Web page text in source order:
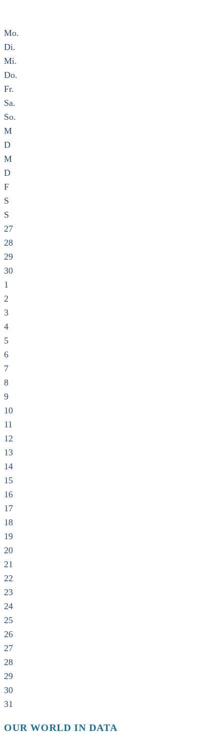
Mo.
Di.
Mi.
Do.
Fr.
Sa.
So.
M
D
M
D
F
S
S
27
28
29
30
1
2
3
4
5
6
7
8
9
10
11
12
13
14
15
16
17
18
19
20
21
22
23
24
25
26
27
28
29
30
31
OUR WORLD IN DATA